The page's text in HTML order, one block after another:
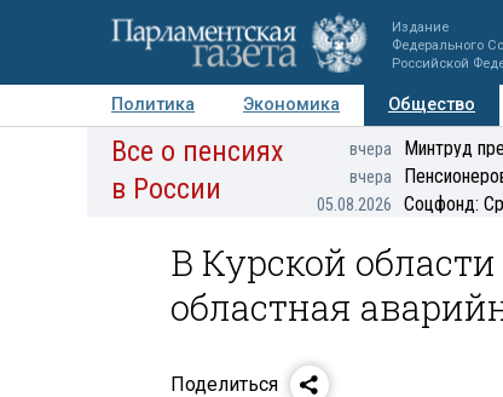
Издание
Федерального
Российской
Политика Экономика Общество
Авторы Персоны Мнения
Все о пенсиях
в России
вчера Минтруд
вчера
05.08.2026 Соцфонд:
В Курской
областная
Поделиться